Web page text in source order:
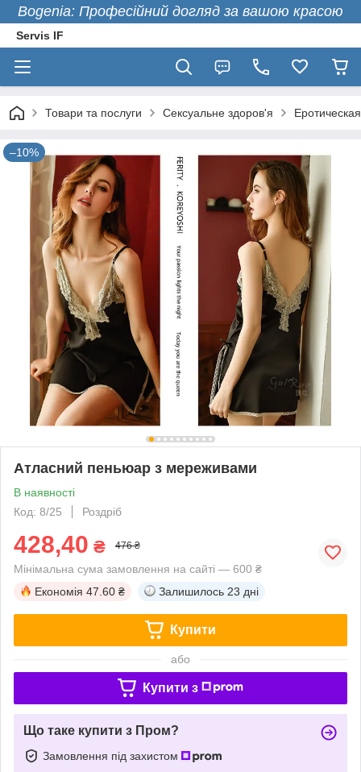
Bogenia: Професійний догляд за вашою красою
Servis IF
Товари та послуги Сексуальне здоров'я
–10%
Атласний пеньюар з мереживами
В наявності
Код: 8/25
Роздріб
428,40 ₴ 476 ₴
Мінімальна сума замовлення на сайті — 600 ₴
Економія 47.60 ₴ Залишилось 23 дні
Купити
або
Купити з
Що таке купити з Пром?
Замовлення під захистом